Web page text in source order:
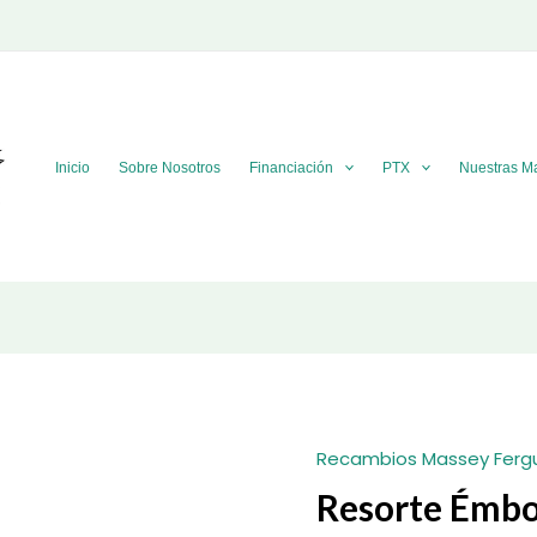
Inicio Sobre Nosotros Financiación PTX Nuestras
Recambios Massey
Resorte